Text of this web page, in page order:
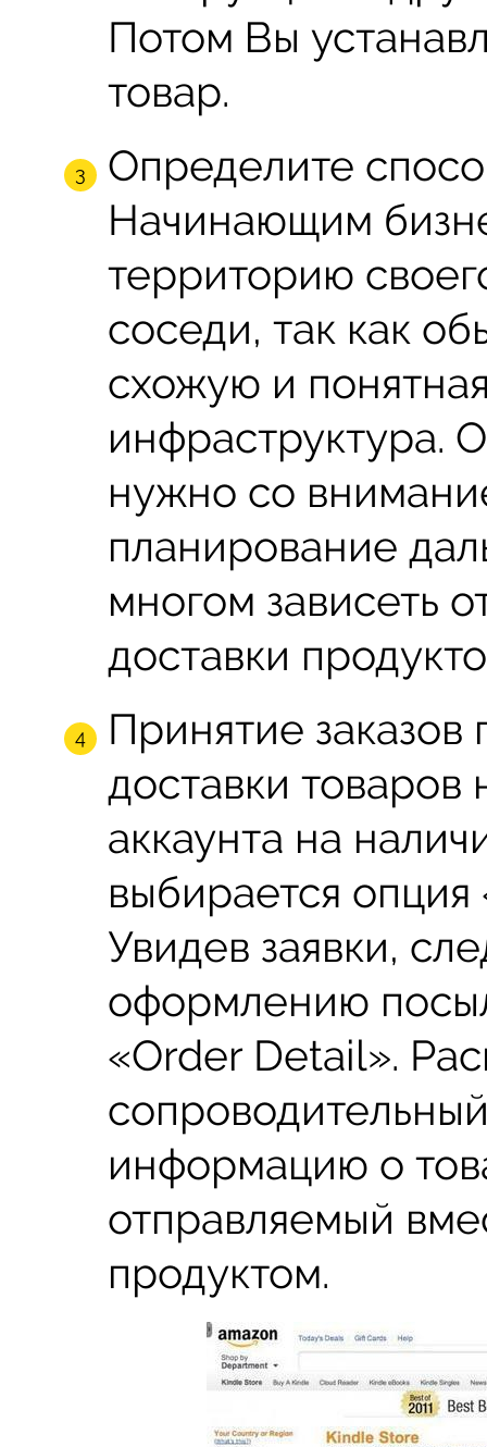
Потом Вы
товар.
Определите
Начинающим
территорию
соседи, так как
схожую и
инфраструктура.
нужно со
планирование
многом зависеть
доставки
Принятие
доставки товаров
аккаунта на
выбирается
Увидев заявки,
оформлению
«Order Detail».
информацию о
отправляемый
продуктом.